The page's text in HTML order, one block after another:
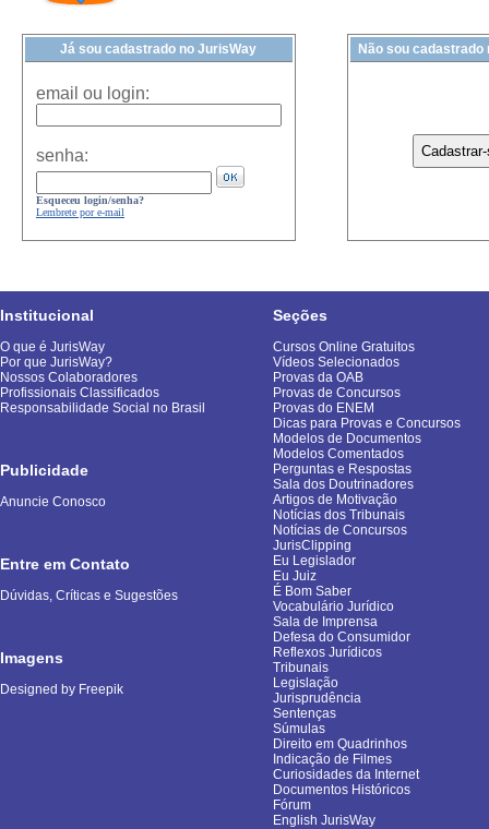
Já sou cadastrado no JurisWay
email ou login:
senha:
Esqueceu login/senha?
Lembrete por e-mail
Não sou cadastrado
Institucional
O que é JurisWay
Por que JurisWay?
Nossos Colaboradores
Profissionais Classificados
Responsabilidade Social no Brasil
Publicidade
Anuncie Conosco
Entre em Contato
Dúvidas, Críticas e Sugestões
Imagens
Designed by Freepik
Seções
Cursos Online Gratuitos
Vídeos Selecionados
Provas da OAB
Provas de Concursos
Provas do ENEM
Dicas para Provas e Concursos
Modelos de Documentos
Modelos Comentados
Perguntas e Respostas
Sala dos Doutrinadores
Artigos de Motivação
Notícias dos Tribunais
Notícias de Concursos
JurisClipping
Eu Legislador
Eu Juiz
É Bom Saber
Vocabulário Jurídico
Sala de Imprensa
Defesa do Consumidor
Reflexos Jurídicos
Tribunais
Legislação
Jurisprudência
Sentenças
Súmulas
Direito em Quadrinhos
Indicação de Filmes
Curiosidades da Internet
Documentos Históricos
Fórum
English JurisWay